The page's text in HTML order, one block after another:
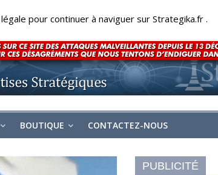
BOUTIQUE CONTACTEZ-NOUS
PUBLICITÉ
pour continuer à naviguer sur Strategika.fr .